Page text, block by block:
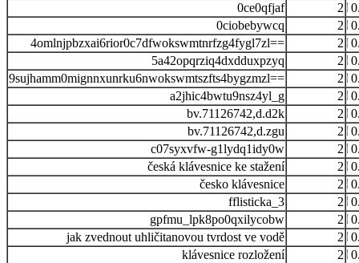
0ce0qfjaf
2
0ciobebywcq
2
4omlnjpbzxai6rior0c7dfwokswmtnrfzg4fygl7zl==
2
5a42opqrziq4dxdduxpzyq
2
9sujhamm0mignnxunrku6nwokswmtszfts4bygzmzl==
2
a2jhic4bwtu9nsz4yl_g
2
bv.71126742,d.d2k
2
bv.71126742,d.zgu
2
c07syxvfw-g1lydq1idy0w
2
česká klávesnice ke stažení
2
česko klávesnice
2
fflisticka_3
2
gpfmu_lpk8po0qxilycobw
2
jak zvednout uhličitanovou tvrdost ve vodě
2
klávesnice rozložení
2